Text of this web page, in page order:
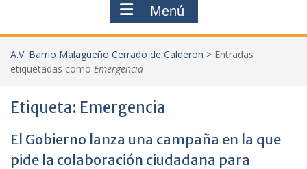
Menú
A.V. Barrio Malagueño Cerrado de Calderon > Entradas
etiquetadas como Emergencia
Etiqueta: Emergencia
El Gobierno lanza una campaña en la que
pide la colaboración ciudadana para